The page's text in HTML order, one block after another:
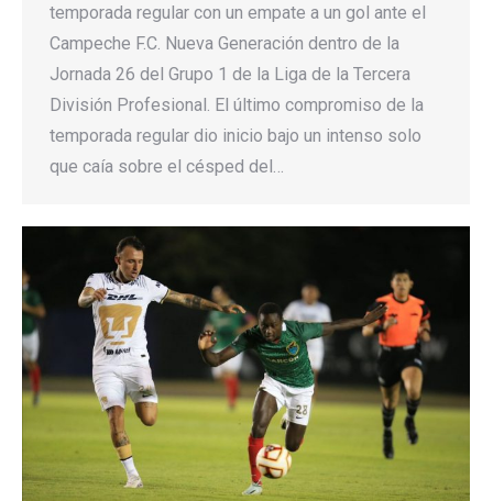
temporada regular con un empate a un gol ante el
Campeche F.C. Nueva Generación dentro de la
Jornada 26 del Grupo 1 de la Liga de la Tercera
División Profesional. El último compromiso de la
temporada regular dio inicio bajo un intenso solo
que caía sobre el césped del…